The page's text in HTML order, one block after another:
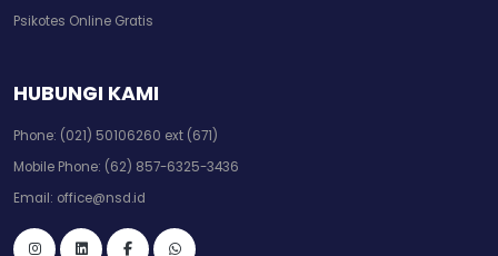
Psikotes Online Gratis
HUBUNGI KAMI
Phone: (021) 50106260 ext (671)
Mobile Phone: (62) 857-6325-3436
Email: office@nsd.id